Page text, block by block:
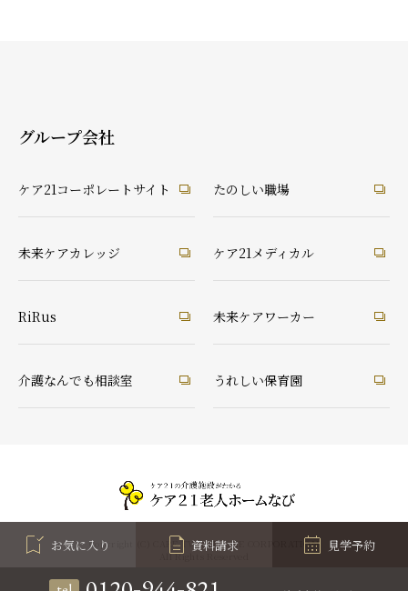
グループ会社
ケア21コーポレートサイト たのしい職場
未来ケアカレッジ ケア21メディカル
RiRus 未来ケアワーカー
介護なんでも相談室 うれしい保育園
Copyright (C) CARE TWENTYONE CORPORATION
All Rights Reserved
お気に入り 資料請求 見学予約